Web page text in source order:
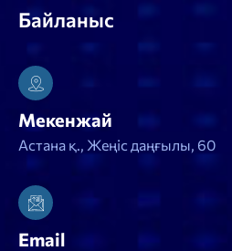
Байланыс
Мекенжай
Астана қ., Жеңіс даңғылы, 60
Email